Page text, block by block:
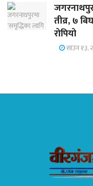
तीव्र, ७
रोपियो
साउन १३,